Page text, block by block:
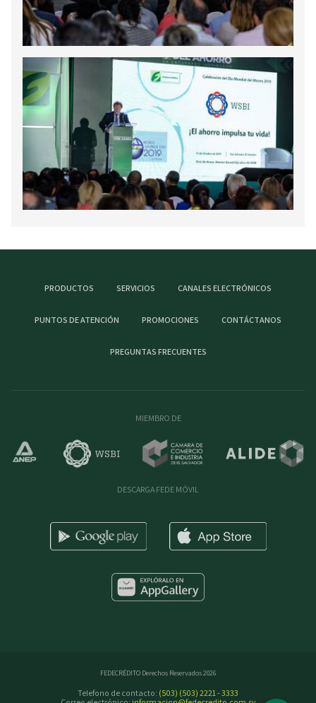
PRODUCTOS SERVICIOS CANALES ELECTRÓNICOS
PUNTOS DE ATENCIÓN PROMOCIONES CONTÁCTANOS
PREGUNTAS FRECUENTES
MIEMBRO DE
DESCARGA FEDE MÓVIL
FEDECRÉDITO Derechos Reservados 2026
Telefono de contacto: (503) (503) 2221 - 3333